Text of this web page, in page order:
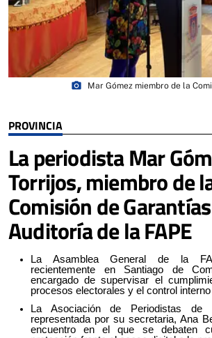
PROVINCIA
La periodista Mar
Torrijos, miembro de
Comisión de
Auditoría de la FAPE
La Asamblea General de la
recientemente en Santiago de
encargado de supervisar el
procesos electorales y el control
La Asociación de Periodistas de
representada por su secretaria, Ana
encuentro en el que se debaten
photo_camera Mar Gómez miembro de la